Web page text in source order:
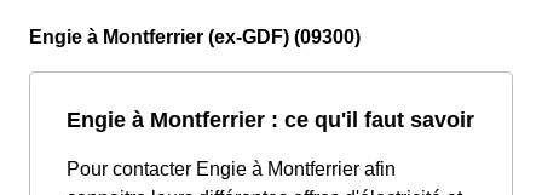
Engie à Montferrier (ex-GDF) (09300)
Engie à Montferrier : ce qu'il faut savoir
Pour contacter Engie à Montferrier afin